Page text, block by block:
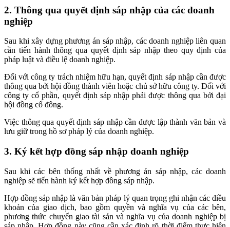
2. Thông qua quyết định sáp nhập của các doanh
nghiệp
Sau khi xây dựng phương án sáp nhập, các doanh nghiệp liên quan
cần tiến hành thông qua quyết định sáp nhập theo quy định của
pháp luật và điều lệ doanh nghiệp.
Đối với công ty trách nhiệm hữu hạn, quyết định sáp nhập cần được
thông qua bởi hội đồng thành viên hoặc chủ sở hữu công ty. Đối với
công ty cổ phần, quyết định sáp nhập phải được thông qua bởi đại
hội đồng cổ đông.
Việc thông qua quyết định sáp nhập cần được lập thành văn bản và
lưu giữ trong hồ sơ pháp lý của doanh nghiệp.
3. Ký kết hợp đồng sáp nhập doanh nghiệp
Sau khi các bên thống nhất về phương án sáp nhập, các doanh
nghiệp sẽ tiến hành ký kết hợp đồng sáp nhập.
Hợp đồng sáp nhập là văn bản pháp lý quan trọng ghi nhận các điều
khoản của giao dịch, bao gồm quyền và nghĩa vụ của các bên,
phương thức chuyển giao tài sản và nghĩa vụ của doanh nghiệp bị